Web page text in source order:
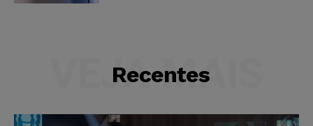
Recentes
VEJA MAIS